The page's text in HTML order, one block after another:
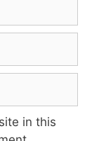
in this